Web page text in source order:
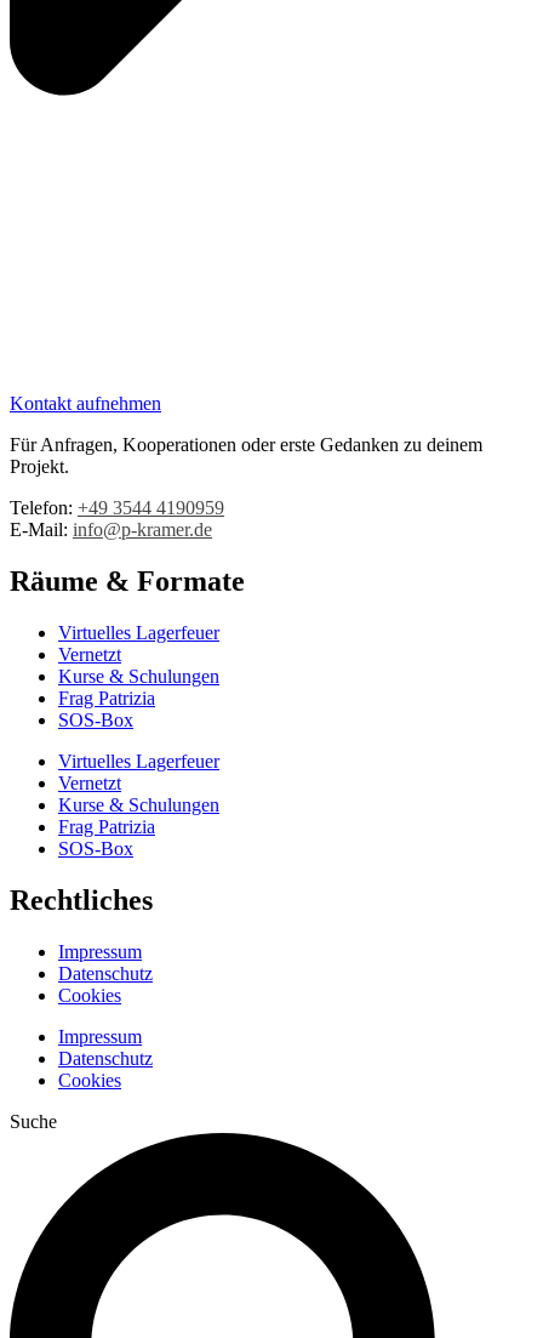
Kontakt aufnehmen
Für Anfragen, Kooperationen oder erste Gedanken zu deinem
Projekt.
Telefon: +49 3544 4190959‬
E-Mail: info@p-kramer.de
Räume & Formate
Virtuelles Lagerfeuer
Vernetzt
Kurse & Schulungen
Frag Patrizia
SOS-Box
Virtuelles Lagerfeuer
Vernetzt
Kurse & Schulungen
Frag Patrizia
SOS-Box
Rechtliches
Impressum
Datenschutz
Cookies
Impressum
Datenschutz
Cookies
Suche